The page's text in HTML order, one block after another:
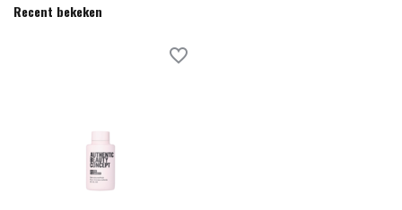
Recent bekeken